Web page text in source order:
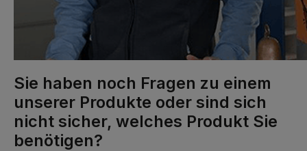
Sie haben noch Fragen zu einem
unserer Produkte oder sind sich
nicht sicher, welches Produkt Sie
benötigen?